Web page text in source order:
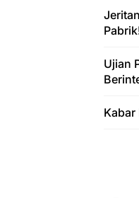
Ujian